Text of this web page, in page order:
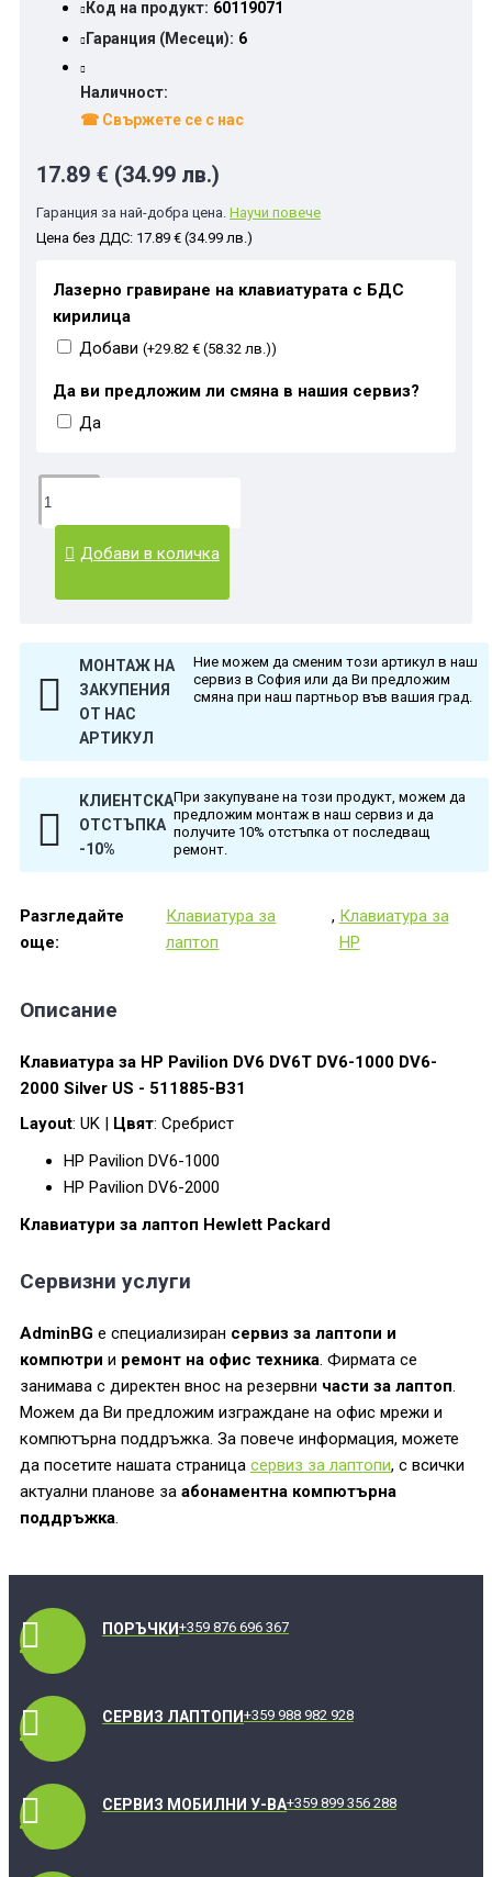
Код на продукт: 60119071
Гаранция (Месеци): 6
Наличност:
☎ Свържете се с нас
17.89 € (34.99 лв.)
Гаранция за най-добра цена. Научи повече
Цена без ДДС: 17.89 € (34.99 лв.)
Лазерно гравиране на клавиатурата с БДС
кирилица
Добави (+29.82 € (58.32 лв.))
Да ви предложим ли смяна в нашия сервиз?
Да
Добави в количка
МОНТАЖ НА
ЗАКУПЕНИЯ
ОТ НАС
АРТИКУЛ
Ние можем да сменим този артикул в наш
сервиз в София или да Ви предложим
смяна при наш партньор във вашия град.
КЛИЕНТСКА
ОТСТЪПКА
-10%
При закупуване на този продукт, можем да
предложим монтаж в наш сервиз и да
получите 10% отстъпка от последващ
ремонт.
Разгледайте
още:
Клавиатура за
лаптоп
, Клавиатура за
HP
Описание
Клавиатура за HP Pavilion DV6 DV6T DV6-1000 DV6-
2000 Silver US - 511885-B31
Layout: UK | Цвят: Сребрист
HP Pavilion DV6-1000
HP Pavilion DV6-2000
Клавиатури за лаптоп Hewlett Packard
Сервизни услуги
AdminBG е специализиран сервиз за лаптопи и
компютри и ремонт на офис техника. Фирмата се
занимава с директен внос на резервни части за лаптоп.
Можем да Ви предложим изграждане на офис мрежи и
компютърна поддръжка. За повече информация, можете
да посетите нашата страница сервиз за лаптопи, с всички
актуални планове за абонаментна компютърна
поддръжка.
ПОРЪЧКИ +359 876 696 367
СЕРВИЗ ЛАПТОПИ +359 988 982 928
СЕРВИЗ МОБИЛНИ У-ВА+359 899 356 288